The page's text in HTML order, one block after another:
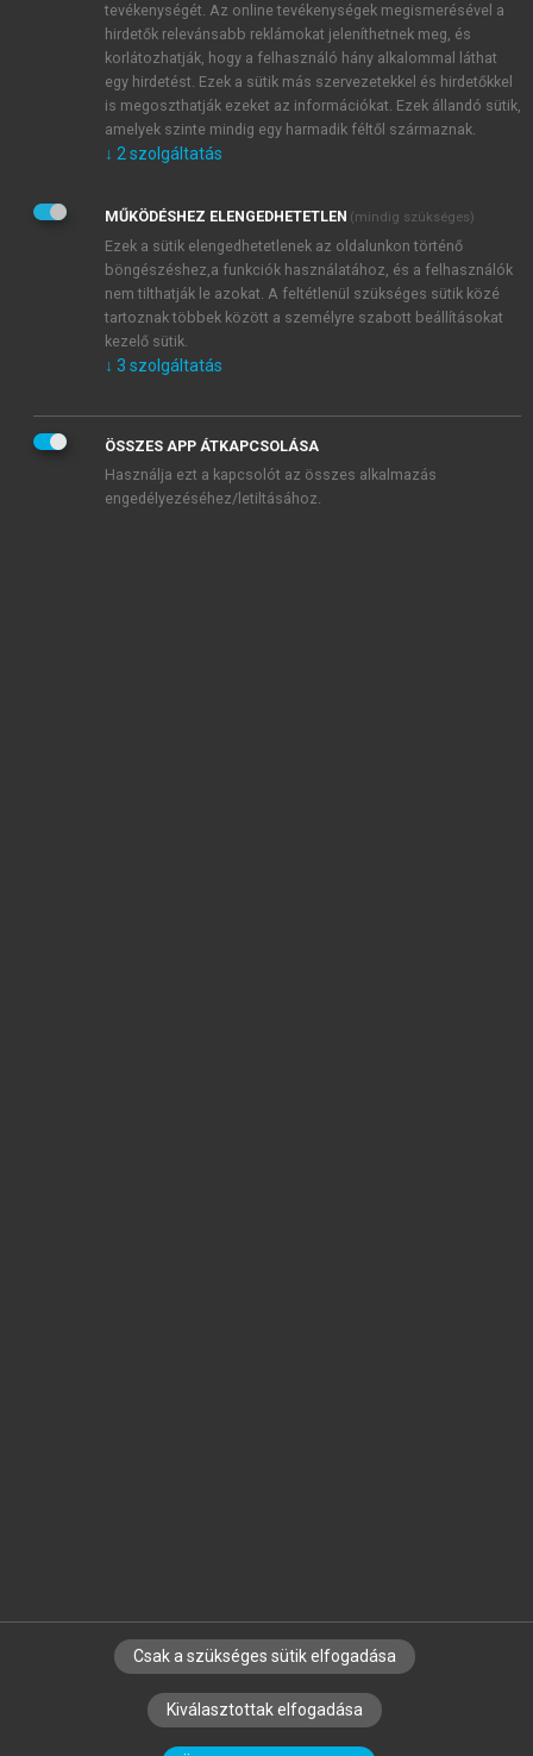
JELSZÓ ÚJRA
Kérek értesítést a MeRSZ újdonságairól, akcióiról.
Kérek értesítést az Akadémiai Kiadó Zrt. újdonságairól,
Adatkezelési tájékoztatóbanfoglaltakat tudomásul
veszem és elfogadom.
Általános vásárlási feltételeket, valamint a szotar.netés a
mersz.huoldalak licencszerződéseiben foglaltakat
tudomásul veszem és elfogadom.
KIPRÓBÁLOM
SZERZŐKNEK CÉGEKNEK KÖNYVTÁROSOKNAK
SZERKESZTÉSI ÉS LEKTORÁLÁSI ALAPELVEK
tevékenységét. Az online tevékenységek megismerésével a
hirdetők relevánsabb reklámokat jeleníthetnek meg, és
korlátozhatják, hogy a felhasználó hány alkalommal láthat
egy hirdetést. Ezek a sütik más szervezetekkel és hirdetőkkel
is megoszthatják ezeket az információkat. Ezek állandó sütik,
amelyek szinte mindig egy harmadik féltől származnak.
↓ 2 szolgáltatás
MŰKÖDÉSHEZ ELENGEDHETETLEN (mindig szükséges)
Ezek a sütik elengedhetetlenek az oldalunkon történő
böngészéshez,a funkciók használatához, és a felhasználók
nem tilthatják le azokat. A feltétlenül szükséges sütik közé
tartoznak többek között a személyre szabott beállításokat
kezelő sütik.
↓ 3 szolgáltatás
ÖSSZES APP ÁTKAPCSOLÁSA
Használja ezt a kapcsolót az összes alkalmazás
engedélyezéséhez/letiltásához.
Csak a szükséges sütik elfogadása
Kiválasztottak elfogadása